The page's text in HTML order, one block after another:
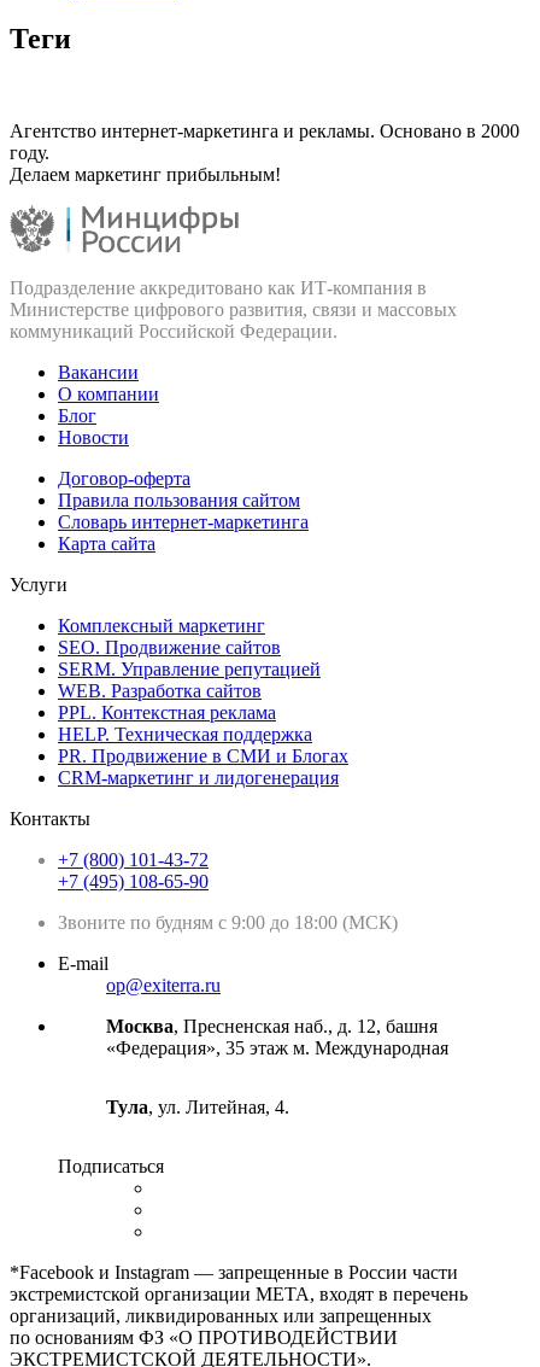
Теги
Агентство интернет-маркетинга и рекламы. Основано в 2000
году.
Делаем маркетинг прибыльным!
Подразделение аккредитовано как ИТ‑компания в
Министерстве цифрового развития, связи и массовых
коммуникаций Российской Федерации.
Вакансии
О компании
Блог
Новости
Договор-оферта
Правила пользования сайтом
Словарь интернет-маркетинга
Карта сайта
Услуги
Комплексный маркетинг
SEO. Продвижение сайтов
SERM. Управление репутацией
WEB. Разработка сайтов
PPL. Контекстная реклама
HELP. Техническая поддержка
PR. Продвижение в СМИ и Блогах
CRM-маркетинг и лидогенерация
Контакты
+7 (800) 101-43-72
+7 (495) 108-65-90
Звоните по будням с 9:00 до 18:00 (МСК)
E-mail
op@exiterra.ru
Москва, Пресненская наб., д. 12, башня
«Федерация», 35 этаж м. Международная
Тула, ул. Литейная, 4.
Подписаться
*Facebook и Instagram — запрещенные в России части
экстремистской организации META, входят в перечень
организаций, ликвидированных или запрещенных
по основаниям ФЗ «О ПРОТИВОДЕЙСТВИИ
ЭКСТРЕМИСТСКОЙ ДЕЯТЕЛЬНОСТИ».